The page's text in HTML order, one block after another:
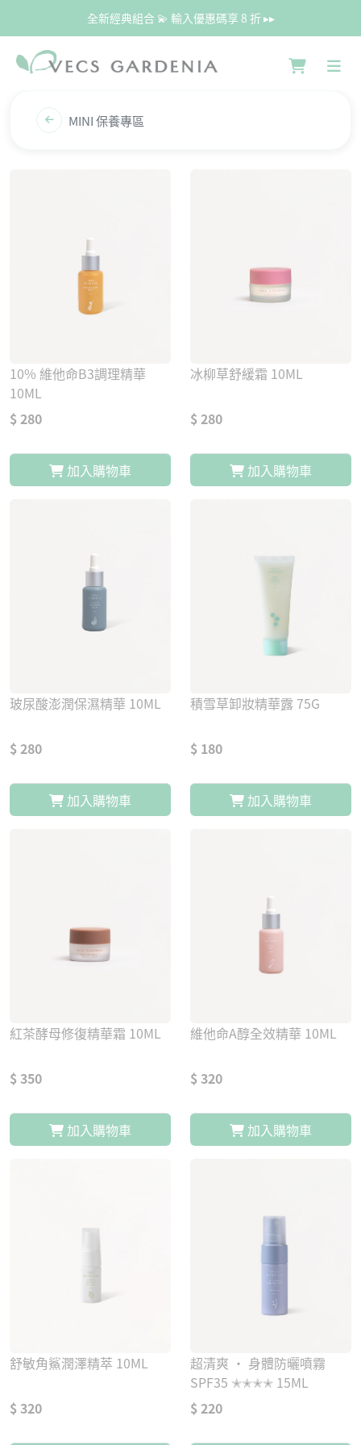
全新經典組合 💫 輸入優惠碼享 8 折 ▸▸
MINI 保養專區
10% 維他命B3調理精華
10ML
$ 280
加入購物車
冰柳草舒緩霜 10ML
$ 280
加入購物車
玻尿酸澎潤保濕精華 10ML
$ 280
加入購物車
積雪草卸妝精華露 75G
$ 180
加入購物車
紅茶酵母修復精華霜 10ML
$ 350
加入購物車
維他命A醇全效精華 10ML
$ 320
加入購物車
舒敏角鯊潤澤精萃 10ML
$ 320
超清爽 · 身體防曬噴霧
SPF35 ✭✭✭✭ 15ML
$ 220